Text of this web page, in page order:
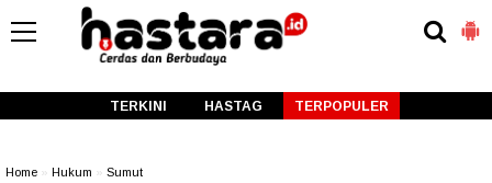
TERKINI HASTAG TERPOPULER
Home Hukum Sumut